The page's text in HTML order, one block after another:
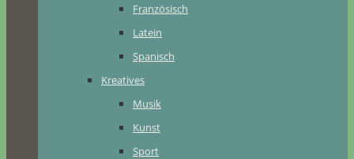
Französisch
Latein
Spanisch
Kreatives
Musik
Kunst
Sport